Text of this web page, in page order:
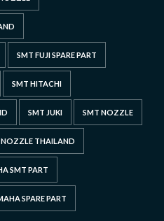
SMT FUJI SPARE PART
SMT HITACHI
SMT JUKI SMT NOZZLE
NOZZLE THAILAND
SMT PART
SPARE PART